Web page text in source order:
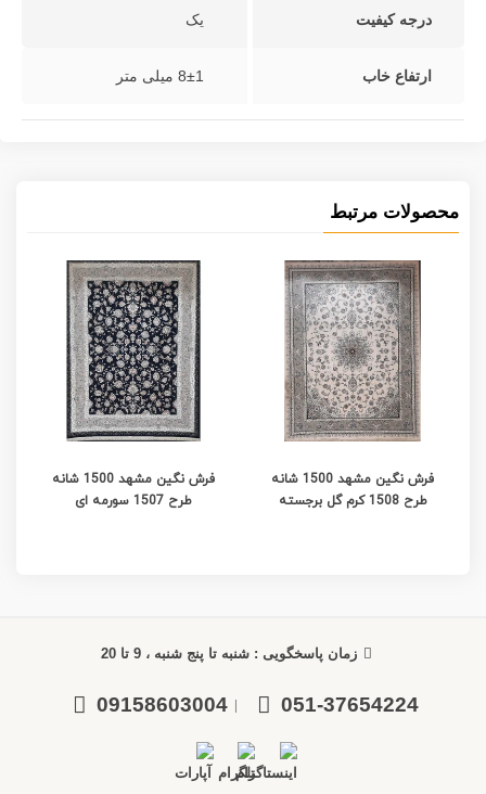
درجه کیفیت یک
ارتفاع خاب 8±1 میلی متر
محصولات مرتبط
فرش نگین مشهد 1500 شانه
طرح 1508 کرم گل برجسته
فرش نگین مشهد 1500 شانه
طرح 1507 سورمه ای
زمان پاسخگویی : شنبه تا پنج شنبه ، 9 تا 20
051-37654224
|
09158603004